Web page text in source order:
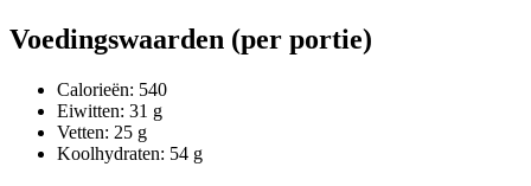
Voedingswaarden (per portie)
Calorieën: 540
Eiwitten: 31 g
Vetten: 25 g
Koolhydraten: 54 g